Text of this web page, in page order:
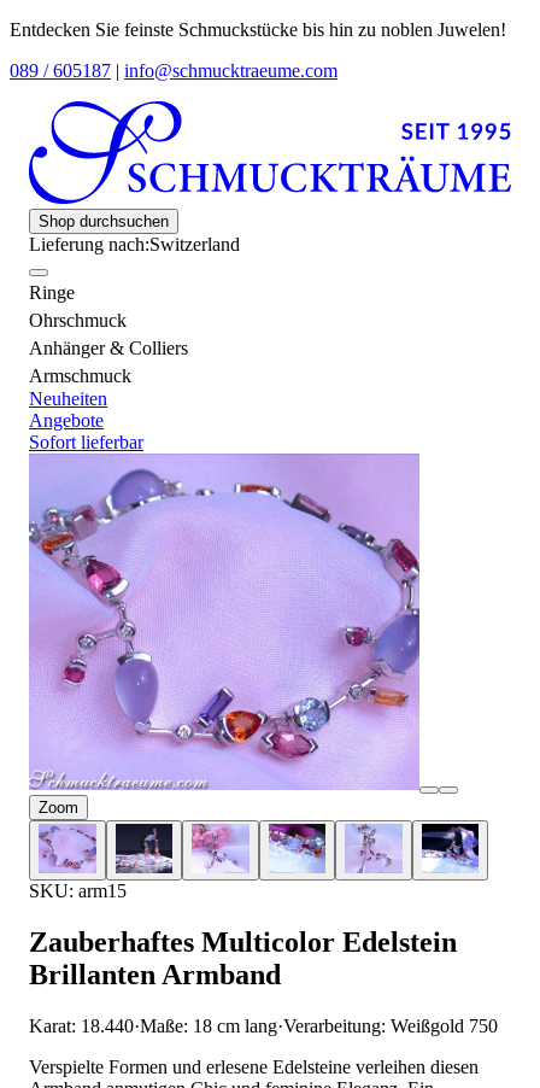
Entdecken Sie feinste Schmuckstücke bis hin zu noblen Juwelen!
089 / 605187 | info@schmucktraeume.com
Shop durchsuchen
Lieferung nach:Switzerland
Ringe
Ohrschmuck
Anhänger & Colliers
Armschmuck
Neuheiten
Angebote
Sofort lieferbar
Zoom
SKU: arm15
Zauberhaftes Multicolor Edelstein
Brillanten Armband
Karat: 18.440·Maße: 18 cm lang·Verarbeitung: Weißgold 750
Verspielte Formen und erlesene Edelsteine verleihen diesen